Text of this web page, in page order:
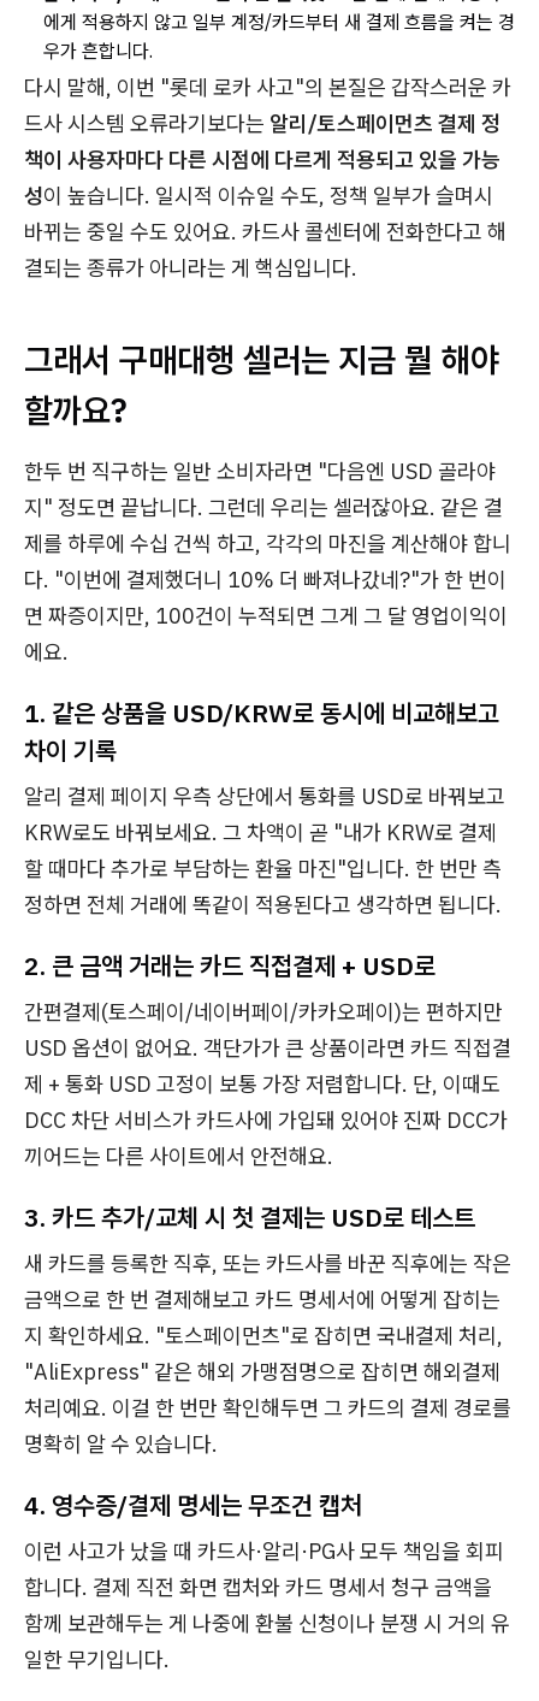
에게 적용하지 않고 일부 계정/카드부터 새 결제 흐름을 켜는 경
우가 흔합니다.
다시 말해, 이번 "롯데 로카 사고"의 본질은 갑작스러운 카
드사 시스템 오류라기보다는 알리/토스페이먼츠 결제 정
책이 사용자마다 다른 시점에 다르게 적용되고 있을 가능
성이 높습니다. 일시적 이슈일 수도, 정책 일부가 슬며시
바뀌는 중일 수도 있어요. 카드사 콜센터에 전화한다고 해
결되는 종류가 아니라는 게 핵심입니다.
그래서 구매대행 셀러는 지금 뭘 해야
할까요?
한두 번 직구하는 일반 소비자라면 "다음엔 USD 골라야
지" 정도면 끝납니다. 그런데 우리는 셀러잖아요. 같은 결
제를 하루에 수십 건씩 하고, 각각의 마진을 계산해야 합니
다. "이번에 결제했더니 10% 더 빠져나갔네?"가 한 번이
면 짜증이지만, 100건이 누적되면 그게 그 달 영업이익이
에요.
1. 같은 상품을 USD/KRW로 동시에 비교해보고
차이 기록
알리 결제 페이지 우측 상단에서 통화를 USD로 바꿔보고
KRW로도 바꿔보세요. 그 차액이 곧 "내가 KRW로 결제
할 때마다 추가로 부담하는 환율 마진"입니다. 한 번만 측
정하면 전체 거래에 똑같이 적용된다고 생각하면 됩니다.
2. 큰 금액 거래는 카드 직접결제 + USD로
간편결제(토스페이/네이버페이/카카오페이)는 편하지만
USD 옵션이 없어요. 객단가가 큰 상품이라면 카드 직접결
제 + 통화 USD 고정이 보통 가장 저렴합니다. 단, 이때도
DCC 차단 서비스가 카드사에 가입돼 있어야 진짜 DCC가
끼어드는 다른 사이트에서 안전해요.
3. 카드 추가/교체 시 첫 결제는 USD로 테스트
새 카드를 등록한 직후, 또는 카드사를 바꾼 직후에는 작은
금액으로 한 번 결제해보고 카드 명세서에 어떻게 잡히는
지 확인하세요. "토스페이먼츠"로 잡히면 국내결제 처리,
"AliExpress" 같은 해외 가맹점명으로 잡히면 해외결제
처리예요. 이걸 한 번만 확인해두면 그 카드의 결제 경로를
명확히 알 수 있습니다.
4. 영수증/결제 명세는 무조건 캡처
이런 사고가 났을 때 카드사·알리·PG사 모두 책임을 회피
합니다. 결제 직전 화면 캡처와 카드 명세서 청구 금액을
함께 보관해두는 게 나중에 환불 신청이나 분쟁 시 거의 유
일한 무기입니다.